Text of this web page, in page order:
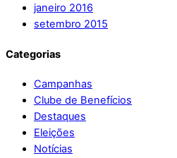
janeiro 2016
setembro 2015
Categorias
Campanhas
Clube de Benefícios
Destaques
Eleições
Notícias